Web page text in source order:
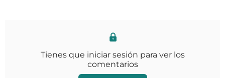
Tienes que iniciar sesión para ver los
comentarios